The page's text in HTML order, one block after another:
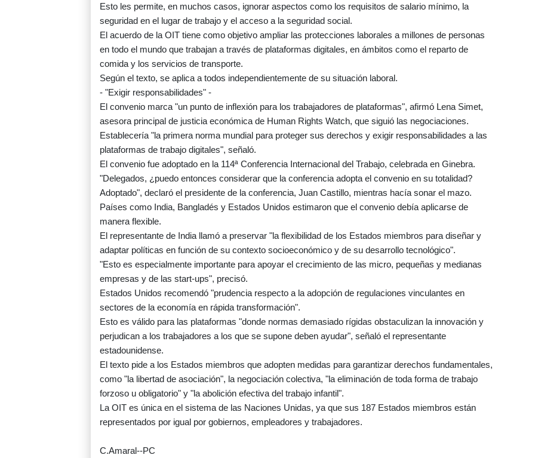
Esto les permite, en muchos casos, ignorar aspectos como los requisitos de salario mínimo, la
seguridad en el lugar de trabajo y el acceso a la seguridad social.
El acuerdo de la OIT tiene como objetivo ampliar las protecciones laborales a millones de personas
en todo el mundo que trabajan a través de plataformas digitales, en ámbitos como el reparto de
comida y los servicios de transporte.
Según el texto, se aplica a todos independientemente de su situación laboral.
- "Exigir responsabilidades" -
El convenio marca "un punto de inflexión para los trabajadores de plataformas", afirmó Lena Simet,
asesora principal de justicia económica de Human Rights Watch, que siguió las negociaciones.
Establecería "la primera norma mundial para proteger sus derechos y exigir responsabilidades a las
plataformas de trabajo digitales", señaló.
El convenio fue adoptado en la 114ª Conferencia Internacional del Trabajo, celebrada en Ginebra.
"Delegados, ¿puedo entonces considerar que la conferencia adopta el convenio en su totalidad?
Adoptado", declaró el presidente de la conferencia, Juan Castillo, mientras hacía sonar el mazo.
Países como India, Bangladés y Estados Unidos estimaron que el convenio debía aplicarse de
manera flexible.
El representante de India llamó a preservar "la flexibilidad de los Estados miembros para diseñar y
adaptar políticas en función de su contexto socioeconómico y de su desarrollo tecnológico".
"Esto es especialmente importante para apoyar el crecimiento de las micro, pequeñas y medianas
empresas y de las start-ups", precisó.
Estados Unidos recomendó "prudencia respecto a la adopción de regulaciones vinculantes en
sectores de la economía en rápida transformación".
Esto es válido para las plataformas "donde normas demasiado rígidas obstaculizan la innovación y
perjudican a los trabajadores a los que se supone deben ayudar", señaló el representante
estadounidense.
El texto pide a los Estados miembros que adopten medidas para garantizar derechos fundamentales,
como "la libertad de asociación", la negociación colectiva, "la eliminación de toda forma de trabajo
forzoso u obligatorio" y "la abolición efectiva del trabajo infantil".
La OIT es única en el sistema de las Naciones Unidas, ya que sus 187 Estados miembros están
representados por igual por gobiernos, empleadores y trabajadores.
C.Amaral--PC